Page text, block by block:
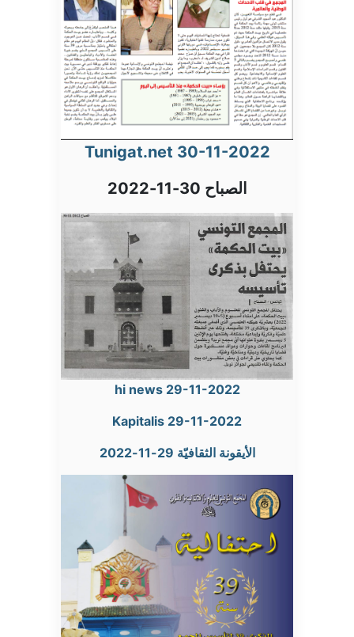
Tunigat.net 30-11-2022
الصباح 30-11-2022
hi news 29-11-2022
Kapitalis 29-11-2022
الأيقونة الثقافيّة 29-11-2022